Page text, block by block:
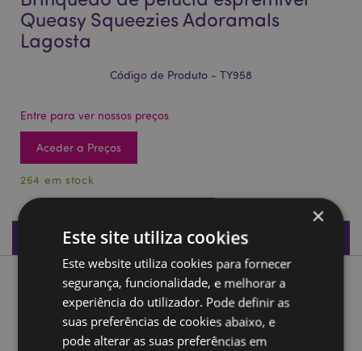
Queasy Squeezies Adoramals
Lagosta
Código de Produto - TY958
Entre para ver nossos preços
Aceder a Preços
264 em stock
Especificações do Produto
Descrição do Produto
Brinquedo de pelúcia espremível Queasy Squeezies
Adoramals Lagosta
×
Este site utiliza cookies
Este website utiliza cookies para fornecer
segurança, funcionalidade, e melhorar a
experiência do utilizador. Pode definir as
suas preferências de cookies abaixo, e
pode alterar as suas preferências em